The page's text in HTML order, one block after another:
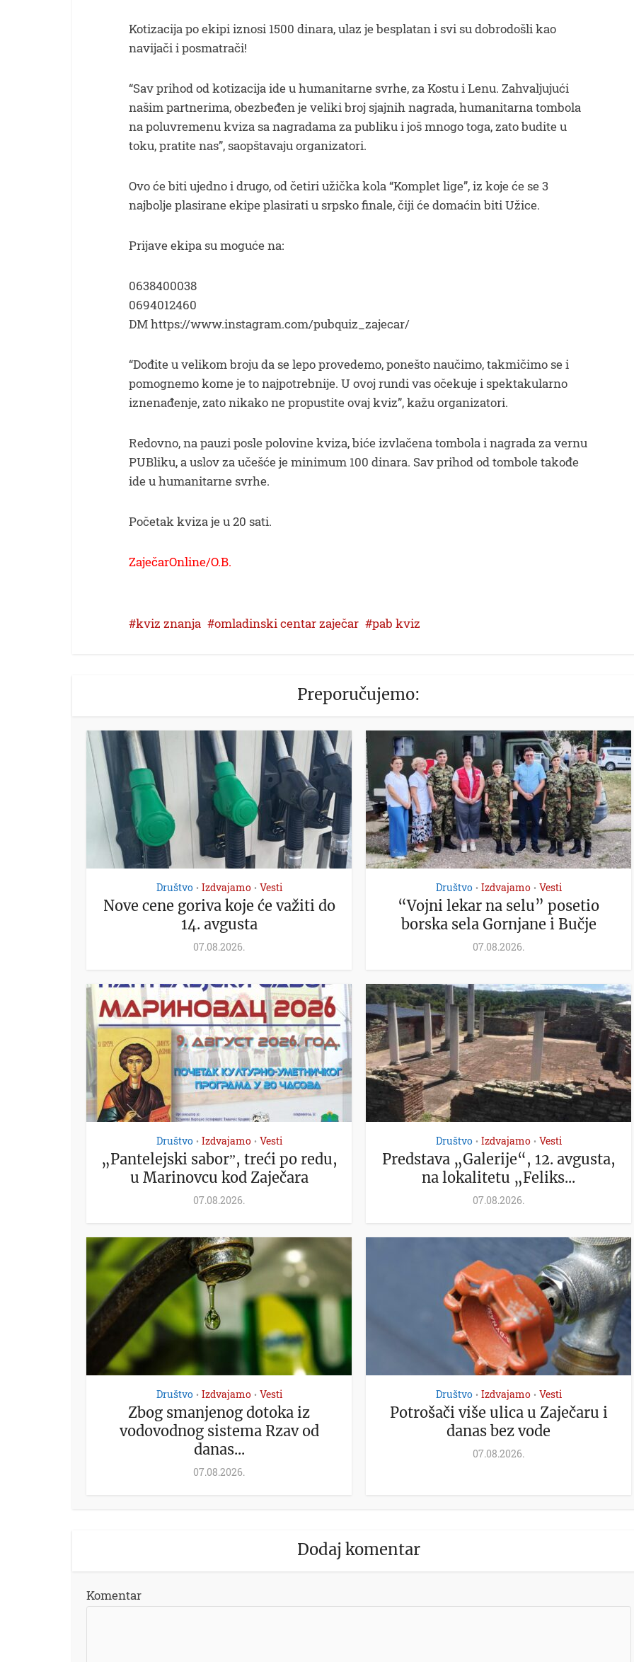
Kotizacija po ekipi iznosi 1500 dinara, ulaz je besplatan i svi su dobrodošli kao
navijači i posmatrači!
“Sav prihod od kotizacija ide u humanitarne svrhe, za Kostu i Lenu. Zahvaljujući
našim partnerima, obezbeđen je veliki broj sjajnih nagrada, humanitarna tombola
na poluvremenu kviza sa nagradama za publiku i još mnogo toga, zato budite u
toku, pratite nas”, saopštavaju organizatori.
Ovo će biti ujedno i drugo, od četiri užička kola “Komplet lige”, iz koje će se 3
najbolje plasirane ekipe plasirati u srpsko finale, čiji će domaćin biti Užice.
Prijave ekipa su moguće na:
0638400038
0694012460
DM https://www.instagram.com/pubquiz_zajecar/
“Dođite u velikom broju da se lepo provedemo, ponešto naučimo, takmičimo se i
pomognemo kome je to najpotrebnije. U ovoj rundi vas očekuje i spektakularno
iznenađenje, zato nikako ne propustite ovaj kviz”, kažu organizatori.
Redovno, na pauzi posle polovine kviza, biće izvlačena tombola i nagrada za vernu
PUBliku, a uslov za učešće je minimum 100 dinara. Sav prihod od tombole takođe
ide u humanitarne svrhe.
Početak kviza je u 20 sati.
ZaječarOnline/O.B.
kviz znanja omladinski centar zaječar pab kviz
Preporučujemo:
Društvo • Izdvajamo • Vesti
Nove cene goriva koje će važiti do
14. avgusta
07.08.2026.
Društvo • Izdvajamo • Vesti
“Vojni lekar na selu” posetio
borska sela Gornjane i Bučje
07.08.2026.
Društvo • Izdvajamo • Vesti
„Pantelejski saborˮ, treći po redu,
u Marinovcu kod Zaječara
07.08.2026.
Društvo • Izdvajamo • Vesti
Predstava „Galerije“, 12. avgusta,
na lokalitetu „Feliks...
07.08.2026.
Društvo • Izdvajamo • Vesti
Zbog smanjenog dotoka iz
vodovodnog sistema Rzav od
danas...
07.08.2026.
Društvo • Izdvajamo • Vesti
Potrošači više ulica u Zaječaru i
danas bez vode
07.08.2026.
Dodaj komentar
Komentar